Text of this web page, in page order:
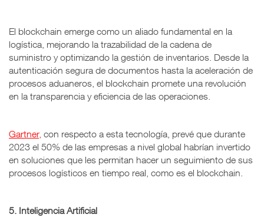
El blockchain emerge como un aliado fundamental en la
logística, mejorando la trazabilidad de la cadena de
suministro y optimizando la gestión de inventarios. Desde la
autenticación segura de documentos hasta la aceleración de
procesos aduaneros, el blockchain promete una revolución
en la transparencia y eficiencia de las operaciones.
Gartner, con respecto a esta tecnología, prevé que durante
2023 el 50% de las empresas a nivel global habrían invertido
en soluciones que les permitan hacer un seguimiento de sus
procesos logísticos en tiempo real, como es el blockchain.
5. Inteligencia Artificial